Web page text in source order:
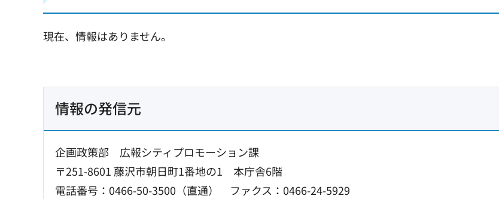
現在、情報はありません。
情報の発信元
企画政策部 広報シティプロモーション課
〒251-8601 藤沢市朝日町1番地の1 本庁舎6階
電話番号：0466-50-3500（直通）
ファクス：0466-24-5929